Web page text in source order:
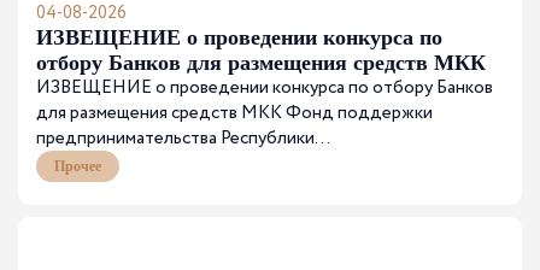
04-08-2026
ИЗВЕЩЕНИЕ о проведении конкурса по
отбору Банков для размещения средств МКК
Фонд поддержки предпринимательства
Республики Мордовия во вклады.
ИЗВЕЩЕНИЕ о проведении конкурса по отбору Банков
для размещения средств МКК Фонд поддержки
предпринимательства Республики...
Прочее